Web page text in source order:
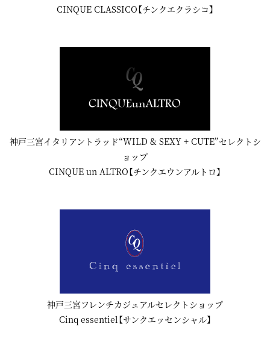
CINQUE CLASSICO【チンクエクラシコ】
神戸三宮イタリアントラッド“WILD & SEXY + CUTE”セレクトシ
ョップ
CINQUE un ALTRO【チンクエウンアルトロ】
神戸三宮フレンチカジュアルセレクトショップ
Cinq essentiel【サンクエッセンシャル】